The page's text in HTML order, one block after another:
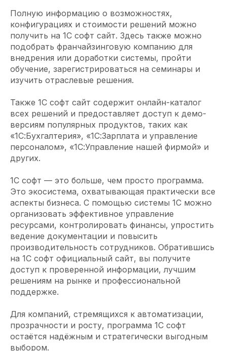
Полную информацию о возможностях,
конфигурациях и стоимости решений можно
получить на 1С софт сайт. Здесь также можно
подобрать франчайзинговую компанию для
внедрения или доработки системы, пройти
обучение, зарегистрироваться на семинары и
изучить отраслевые решения.
Также 1С софт сайт содержит онлайн-каталог
всех решений и предоставляет доступ к демо-
версиям популярных продуктов, таких как
«1С:Бухгалтерия», «1С:Зарплата и управление
персоналом», «1С:Управление нашей фирмой» и
других.
1С софт — это больше, чем просто программа.
Это экосистема, охватывающая практически все
аспекты бизнеса. С помощью системы 1С можно
организовать эффективное управление
ресурсами, контролировать финансы, упростить
ведение документации и повысить
производительность сотрудников. Обратившись
на 1С софт официальный сайт, вы получите
доступ к проверенной информации, лучшим
решениям на рынке и профессиональной
поддержке.
Для компаний, стремящихся к автоматизации,
прозрачности и росту, программа 1С софт
остаётся надёжным и стратегически выгодным
выбором.